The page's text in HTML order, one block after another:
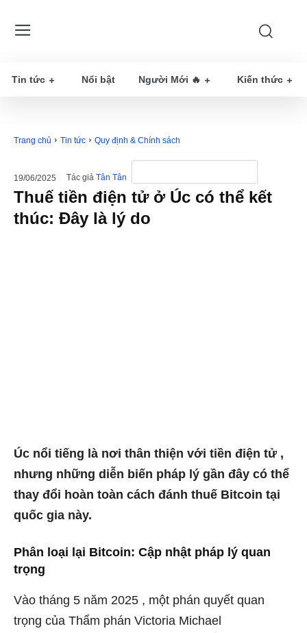
Tin tức Nổi bật Người Mới 🔥 Kiến thức
Trang chủ Tin tức Quy định & Chính sách
19/06/2025 Tác giả Tân Tân
Thuế tiền điện tử ở Úc có thể kết
thúc: Đây là lý do
Úc nổi tiếng là nơi thân thiện với tiền điện tử ,
nhưng những diễn biến pháp lý gần đây có thể
thay đổi hoàn toàn cách đánh thuế Bitcoin tại
quốc gia này.
Phân loại lại Bitcoin: Cập nhật pháp lý quan
trọng
Vào tháng 5 năm 2025 , một phán quyết quan
trọng của Thẩm phán Victoria Michael